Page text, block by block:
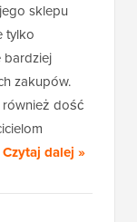
sklepu
tylko
bardziej
zakupów.
dość
Czytaj dalej »